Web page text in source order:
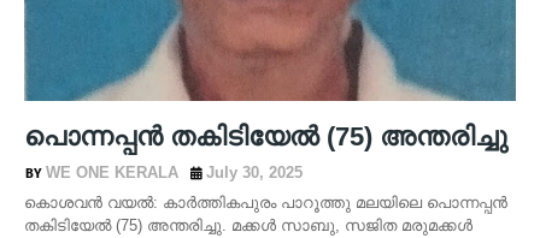
പൊന്നപ്പൻ തകിടിയേൽ (75) അന്തരിച്ചു
WE ONE KERALA
July 30, 2025
കൊശവൻ വയൽ: കാർത്തികപുരം പാറൂത്തു മലയിലെ പൊന്നപ്പൻ
തകിടിയേൽ (75) അന്തരിച്ചു. മക്കൾ സാബു, സജിത മരുമക്കൾ